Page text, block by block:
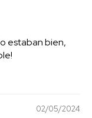
estaban bien,
02/05/2024